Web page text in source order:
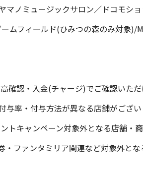
マノミュージックサロン／ドコモシ
ムフィールド(ひみつの森のみ対象)/
認・入金(チャージ)でご確認いただ
率・付与方法が異なる店舗がござい
キャンペーン対象外となる店舗・商
ファンタミリア関連など対象外とな